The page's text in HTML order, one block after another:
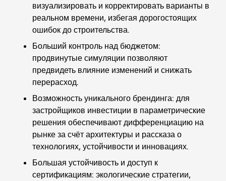
визуализировать и корректировать варианты в
реальном времени, избегая дорогостоящих
ошибок до строительства.
Больший контроль над бюджетом:
продвинутые симуляции позволяют
предвидеть влияние изменений и снижать
перерасход.
Возможность уникального брендинга: для
застройщиков инвестиции в параметрические
решения обеспечивают дифференциацию на
рынке за счёт архитектуры и рассказа о
технологиях, устойчивости и инновациях.
Большая устойчивость и доступ к
сертификациям: экологические стратегии,